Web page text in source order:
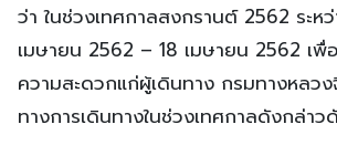
ว่า ในช่วงเทศกาลสงกรานต์ 2562 ระห
เมษายน 2562 – 18 เมษายน 2562 เพื่
ความสะดวกแก่ผู้เดินทาง กรมทางหลวง
ทางการเดินทางในช่วงเทศกาลดังกล่า